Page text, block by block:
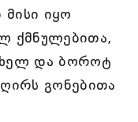
მისი იყო
ქმნულებითა,
და ბოროტ
გონებითა